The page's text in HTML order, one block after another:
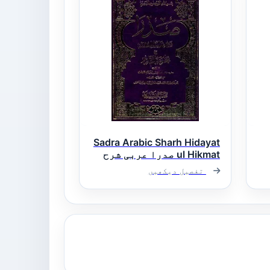
Sadra Arabic Sharh Hidayat
ul Hikmat صدرا عربی شرح
ھدایۃ الحکمت
تفصیل دیکھیں